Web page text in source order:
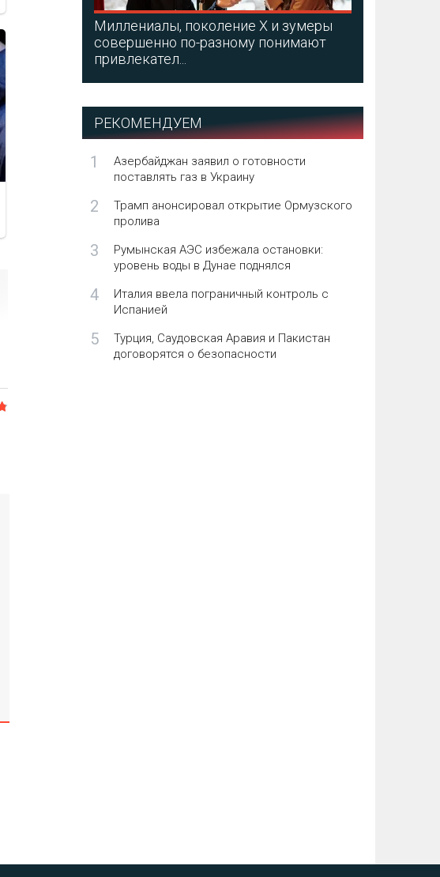
Миллениалы, поколение X и зумеры
совершенно по-разному понимают
привлекател...
РЕКОМЕНДУЕМ
1
Азербайджан заявил о готовности
поставлять газ в Украину
2
Трамп анонсировал открытие Ормузского
пролива
3
Румынская АЭС избежала остановки:
уровень воды в Дунае поднялся
4
Италия ввела пограничный контроль с
Испанией
5
Турция, Саудовская Аравия и Пакистан
договорятся о безопасности